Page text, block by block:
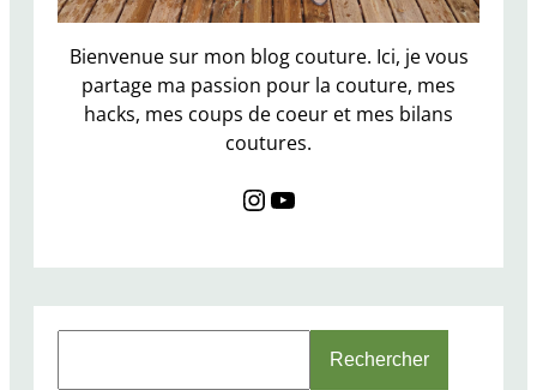
n
h
I
s
N
m
Bienvenue sur mon blog couture. Ici, je vous
partage ma passion pour la couture, mes
hacks, mes coups de coeur et mes bilans
coutures.
InstagramYouTube
Rechercher